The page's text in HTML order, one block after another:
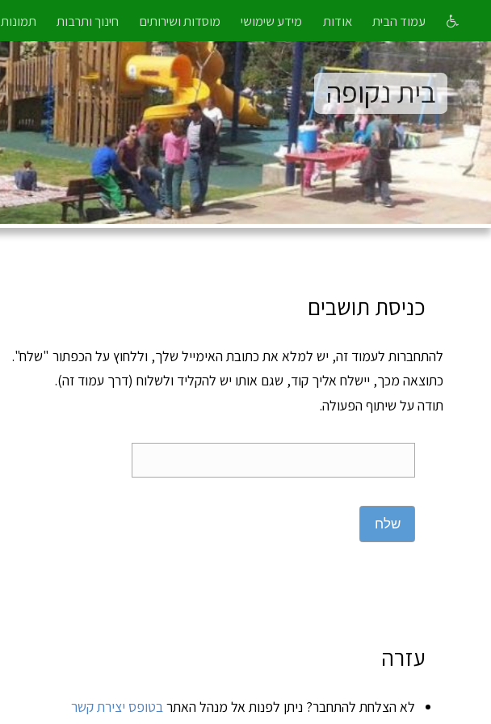
עמוד הבית אודות מידע שימושי מוסדות ושירותים חינוך ותרבות תמונות
בית נקופה
כניסת תושבים
להתחברות לעמוד זה, יש למלא את כתובת האימייל שלך, וללחוץ על הכפתור "שלח".
כתוצאה מכך, יישלח אליך קוד, שגם אותו יש להקליד ולשלוח (דרך עמוד זה).
תודה על שיתוף הפעולה.
שלח
עזרה
לא הצלחת להתחבר? ניתן לפנות אל מנהל האתרבטופס יצירת קשר